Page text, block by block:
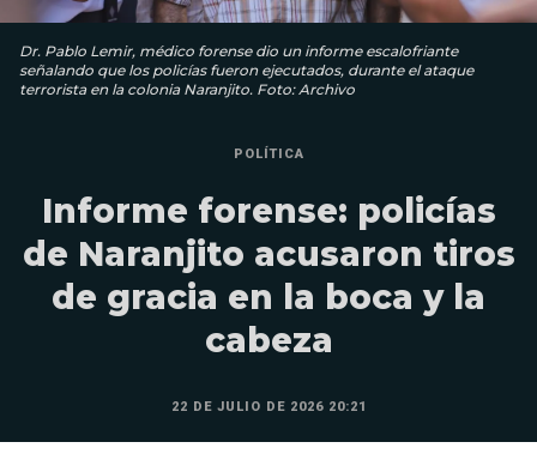
Dr. Pablo Lemir, médico forense dio un informe escalofriante
señalando que los policías fueron ejecutados, durante el ataque
terrorista en la colonia Naranjito. Foto: Archivo
POLÍTICA
Informe forense: policías
de Naranjito acusaron tiros
de gracia en la boca y la
cabeza
22 DE JULIO DE 2026 20:21